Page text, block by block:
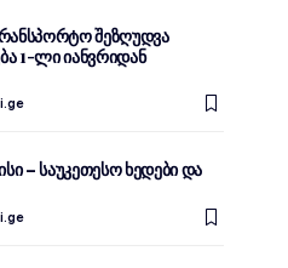
შეზღუდვა
1-ლი იანვრიდან
– საუკეთესო ხედები და